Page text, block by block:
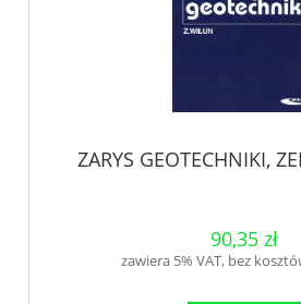
ZARYS GEOTECHNIKI,
90,35 zł
zawiera 5% VAT, bez